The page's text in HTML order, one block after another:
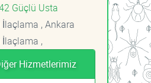
Güçlü Usta
, Ankara
,
Hizmetlerimiz